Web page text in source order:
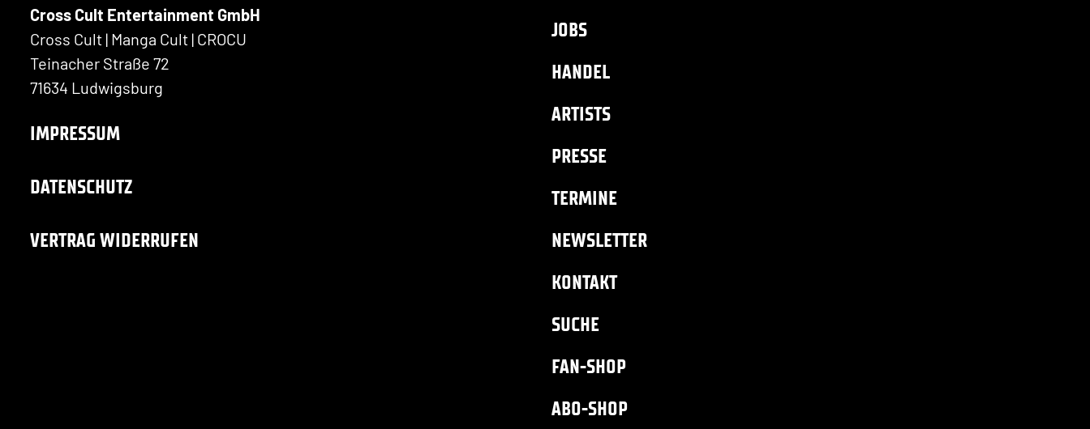
Cross Cult Entertainment GmbH
Cross Cult | Manga Cult | CROCU
Teinacher Straße 72
71634 Ludwigsburg
IMPRESSUM
DATENSCHUTZ
VERTRAG WIDERRUFEN
JOBS
HANDEL
ARTISTS
PRESSE
TERMINE
NEWSLETTER
KONTAKT
SUCHE
FAN-SHOP
ABO-SHOP